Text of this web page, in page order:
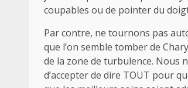
coupables ou de pointer du
Par contre, ne tournons pas
que l’on semble tomber de
de la zone de turbulence. Nous
d’accepter de dire TOUT pour